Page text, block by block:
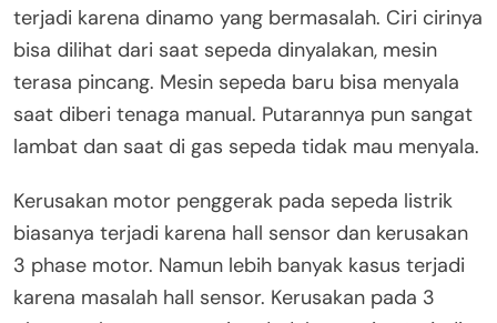
terjadi karena dinamo yang bermasalah. Ciri cirinya
bisa dilihat dari saat sepeda dinyalakan, mesin
terasa pincang. Mesin sepeda baru bisa menyala
saat diberi tenaga manual. Putarannya pun sangat
lambat dan saat di gas sepeda tidak mau menyala.
Kerusakan motor penggerak pada sepeda listrik
biasanya terjadi karena hall sensor dan kerusakan
3 phase motor. Namun lebih banyak kasus terjadi
karena masalah hall sensor. Kerusakan pada 3